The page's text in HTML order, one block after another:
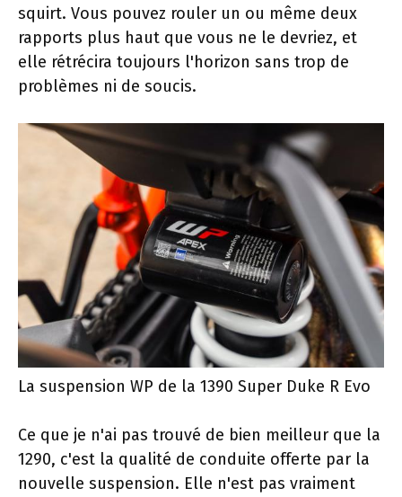
squirt. Vous pouvez rouler un ou même deux
rapports plus haut que vous ne le devriez, et
elle rétrécira toujours l'horizon sans trop de
problèmes ni de soucis.
La suspension WP de la 1390 Super Duke R Evo
Ce que je n'ai pas trouvé de bien meilleur que la
1290, c'est la qualité de conduite offerte par la
nouvelle suspension. Elle n'est pas vraiment